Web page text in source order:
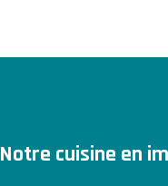
Notre cuisine en